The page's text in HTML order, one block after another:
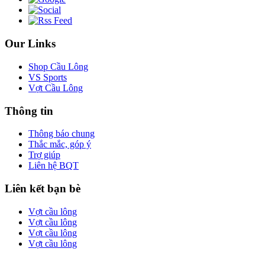
Our Links
Shop Cầu Lông
VS Sports
Vợt Cầu Lông
Thông tin
Thông báo chung
Thắc mắc, góp ý
Trợ giúp
Liên hệ BQT
Liên kết bạn bè
Vợt cầu lông
Vợt cầu lông
Vợt cầu lông
Vợt cầu lông